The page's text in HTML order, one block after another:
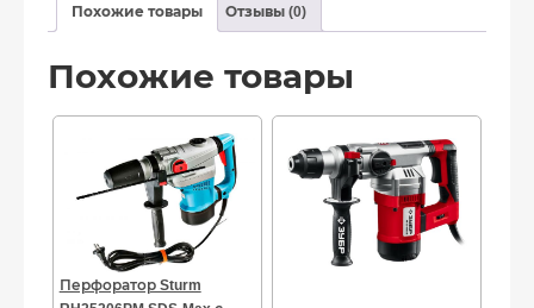
Похожие товары Отзывы (0)
Похожие товары
Перфоратор Sturm